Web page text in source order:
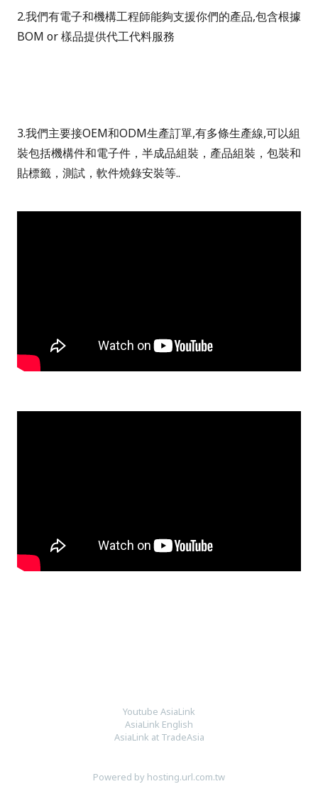
2.我們有電子和機構工程師能夠支援你們的產品,包含根據
BOM or樣品提供代工代料服務
3.我們主要接OEM和ODM生產訂單,有多條生產線,可以組
裝包括機構件和電子件，半成品組裝，產品組裝，包裝和
貼標籤，測試，軟件燒錄安裝等..
Youtube AsiaLink
AsiaLink English
AsiaLink at TradeAsia
Powered by hosting.url.com.tw